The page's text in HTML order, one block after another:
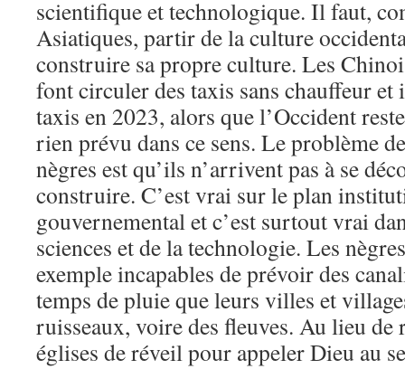
scientifique et technologique. Il faut,
Asiatiques, partir de la culture
construire sa propre culture. Les
font circuler des taxis sans chauffeur
taxis en 2023, alors que l’Occident
rien prévu dans ce sens. Le problème
nègres est qu’ils n’arrivent pas à se
construire. C’est vrai sur le plan
gouvernemental et c’est surtout vrai
sciences et de la technologie. Les
exemple incapables de prévoir des
temps de pluie que leurs villes et
ruisseaux, voire des fleuves. Au lieu de
églises de réveil pour appeler Dieu au